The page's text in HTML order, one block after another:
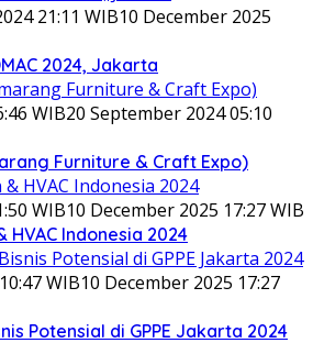
21:11 WIB10 December 2025
2024, Jakarta
WIB20 September 2024 05:10
Furniture & Craft Expo)
WIB10 December 2025 17:27 WIB
Indonesia 2024
WIB10 December 2025 17:27
Potensial di GPPE Jakarta 2024